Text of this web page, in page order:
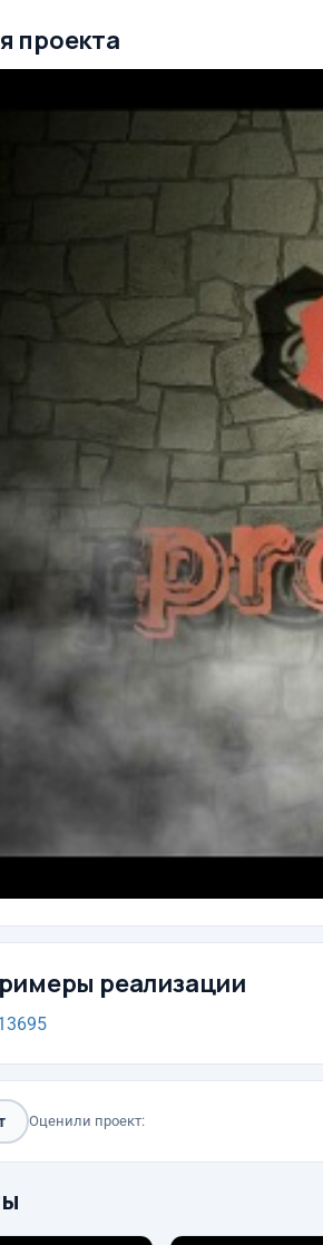
проекта
реализации
Оценили проект: